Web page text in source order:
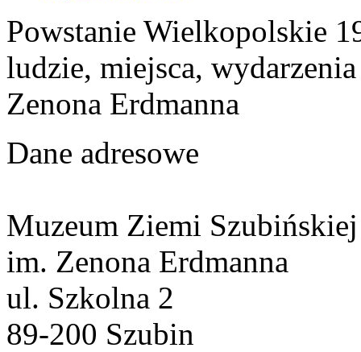
Powstanie Wielkopolskie
ludzie, miejsca,
Zenona Erdmanna
Dane adresowe
Muzeum Ziemi Szubińskiej
im. Zenona Erdmanna
ul. Szkolna 2
89-200 Szubin